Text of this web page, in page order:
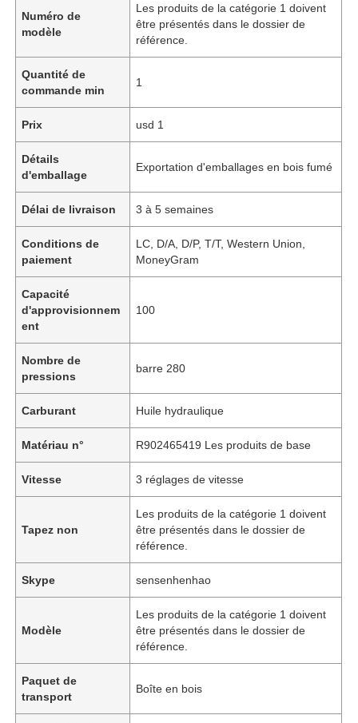
Numéro de
modèle
Les produits de la catégorie 1 doivent
être présentés dans le dossier de
référence.
Quantité de
commande min
1
Prix usd 1
Détails
d'emballage
Exportation d'emballages en bois fumé
Délai de livraison 3 à 5 semaines
Conditions de
paiement
LC, D/A, D/P, T/T, Western Union,
MoneyGram
Capacité
d'approvisionnem
ent
100
Nombre de
pressions
barre 280
Carburant Huile hydraulique
Matériau n° R902465419 Les produits de base
Vitesse 3 réglages de vitesse
Tapez non
Les produits de la catégorie 1 doivent
être présentés dans le dossier de
référence.
Skype sensenhenhao
Modèle
Les produits de la catégorie 1 doivent
être présentés dans le dossier de
référence.
Paquet de
transport
Boîte en bois